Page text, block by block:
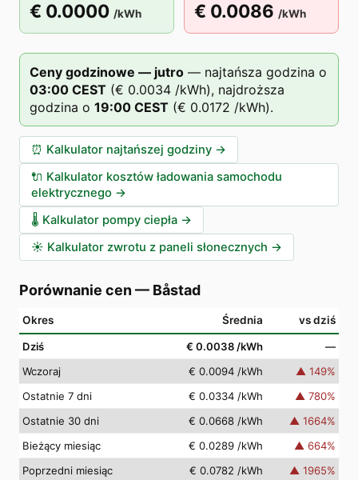
€ 0.0000 /kWh € 0.0086 /kWh
Ceny godzinowe — jutro — najtańsza godzina o
03:00 CEST (€ 0.0034 /kWh), najdroższa
godzina o 19:00 CEST (€ 0.0172 /kWh).
⏰ Kalkulator najtańszej godziny →
🔌 Kalkulator kosztów ładowania samochodu
elektrycznego →
🌡️ Kalkulator pompy ciepła →
☀️ Kalkulator zwrotu z paneli słonecznych →
Porównanie cen — Båstad
Okres Średnia vs dziś
Dziś € 0.0038 /kWh
—
Wczoraj
€ 0.0094 /kWh ▲ 149%
Ostatnie 7 dni
€ 0.0334 /kWh ▲ 780%
Ostatnie 30 dni
€ 0.0668 /kWh ▲ 1664%
Bieżący miesiąc
€ 0.0289 /kWh ▲ 664%
Poprzedni miesiąc
€ 0.0782 /kWh ▲ 1965%